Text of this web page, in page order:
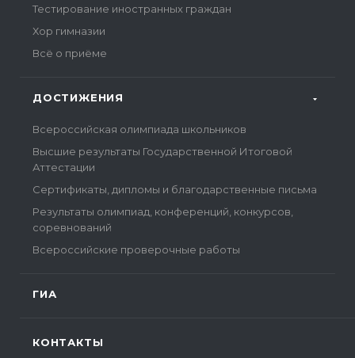
Тестирование иностранных граждан
Хор гимназии
Всё о приёме
ДОСТИЖЕНИЯ
Всероссийская олимпиада школьников
Высшие результаты Государственной Итоговой
Аттестации
Сертификаты, дипломы и благодарственные письма
Результаты олимпиад, конференций, конкурсов,
соревнований
Всероссийские проверочные работы
ГИА
КОНТАКТЫ